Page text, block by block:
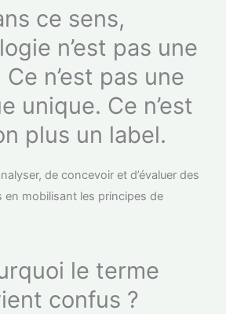
ce sens,
n’est pas une
n’est pas une
unique. Ce n’est
plus un label.
de concevoir et d’évaluer des
en mobilisant les principes de
le terme
confus ?